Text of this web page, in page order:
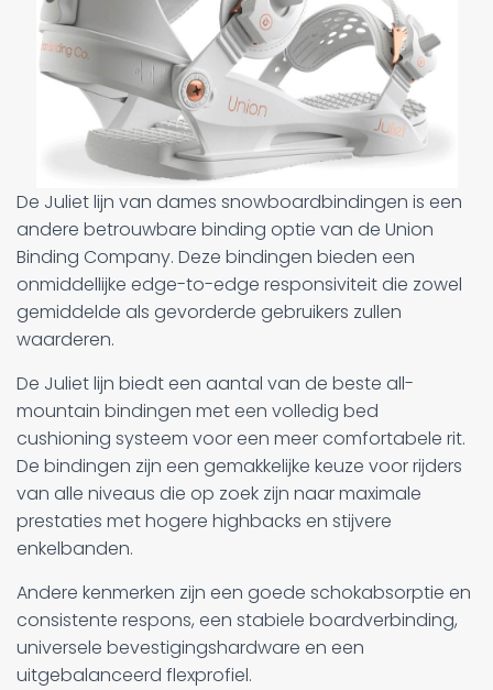
De Juliet lijn van dames snowboardbindingen is een
andere betrouwbare binding optie van de Union
Binding Company. Deze bindingen bieden een
onmiddellijke edge-to-edge responsiviteit die zowel
gemiddelde als gevorderde gebruikers zullen
waarderen.
De Juliet lijn biedt een aantal van de beste all-
mountain bindingen met een volledig bed
cushioning systeem voor een meer comfortabele rit.
De bindingen zijn een gemakkelijke keuze voor rijders
van alle niveaus die op zoek zijn naar maximale
prestaties met hogere highbacks en stijvere
enkelbanden.
Andere kenmerken zijn een goede schokabsorptie en
consistente respons, een stabiele boardverbinding,
universele bevestigingshardware en een
uitgebalanceerd flexprofiel.